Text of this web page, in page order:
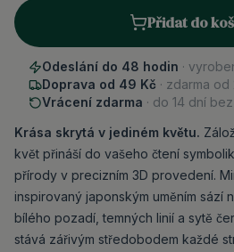
Přidat do
Odeslání do 48 hodin ·
Doprava od 49 Kč · zdarma od
Vrácení zdarma · do 14 dní
Krása skrytá v jediném květu.
květ přináší do vašeho čtení
přírody v precizním 3D provedení.
inspirovaný japonským uměním sází
bílého pozadí, temných linií a sytě
stává zářivým středobodem každé